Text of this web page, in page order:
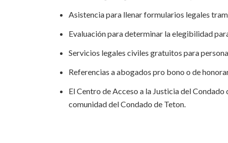
Asistencia para llenar formularios legales
Evaluación para determinar la elegibilidad
Servicios legales civiles gratuitos para
Referencias a abogados pro bono o de
El Centro de Acceso a la Justicia del
comunidad del Condado de Teton.